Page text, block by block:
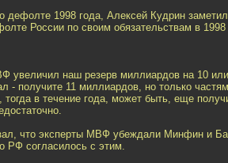
дефолте 1998 года, Алексей Кудрин
России по своим обязательствам в 1998
наш резерв миллиардов на 10 или
- получите 11 миллиардов, но только
тогда в течение года, может быть, еще
что эксперты МВФ убеждали Минфин и
РФ согласилось с этим.